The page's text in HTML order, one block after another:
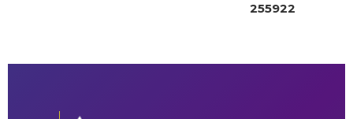
255922